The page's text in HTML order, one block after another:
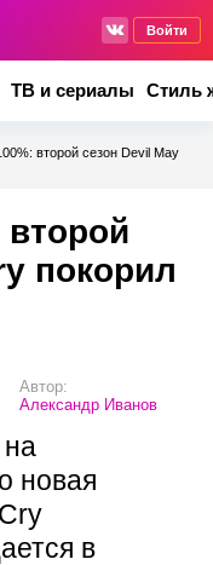
Войти
ТВ и сериалы Стиль
второй сезон Devil May
покорил
Автор:
Александр Иванов
на
новая
в